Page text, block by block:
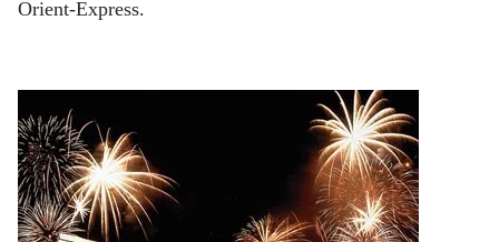
Orient-Express.